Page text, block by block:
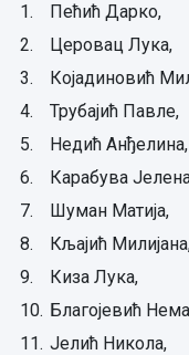
1.
Пећић Дарко,
2.
Церовац Лука,
3.
Којадиновић
4.
Трубајић Павле,
5.
Недић Анђелина,
6.
Карабува
7.
Шуман Матија,
8.
Кљајић
9.
Киза Лука,
10. Благојевић
11. Јелић Никола,